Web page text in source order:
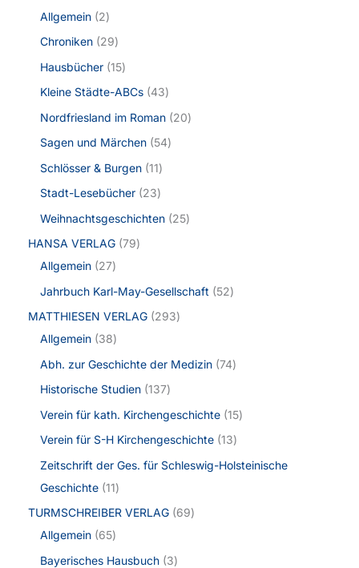
Allgemein 2
Chroniken 29
Hausbücher 15
Kleine Städte-ABCs 43
Nordfriesland im Roman 20
Sagen und Märchen 54
Schlösser & Burgen 11
Stadt-Lesebücher 23
Weihnachtsgeschichten 25
HANSA VERLAG 79
Allgemein 27
Jahrbuch Karl-May-Gesellschaft
52
MATTHIESEN VERLAG 293
Allgemein 38
Abh. zur Geschichte der Medizin 74
Historische Studien 137
Verein für kath. Kirchengeschichte 15
Verein für S-H Kirchengeschichte 13
Zeitschrift der Ges. für Schleswig-Holsteinische
Geschichte 11
TURMSCHREIBER VERLAG 69
Allgemein 65
Bayerisches Hausbuch 3